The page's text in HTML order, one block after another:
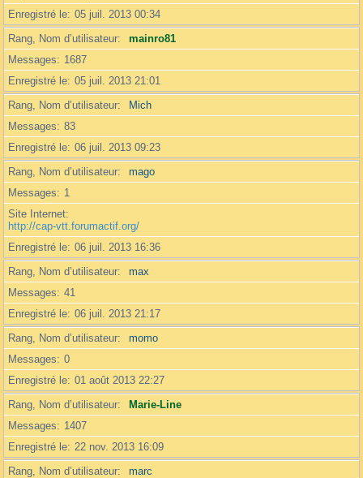
Enregistré le 05 juil. 2013 00:34
Rang, Nom d’utilisateur
mainro81
Messages
1687
Enregistré le 05 juil. 2013 21:01
Rang, Nom d’utilisateur
Mich
Messages
83
Enregistré le 06 juil. 2013 09:23
Rang, Nom d’utilisateur
mago
Messages
1
Site Internet
http://cap-vtt.forumactif.org/
Enregistré le 06 juil. 2013 16:36
Rang, Nom d’utilisateur
max
Messages
41
Enregistré le 06 juil. 2013 21:17
Rang, Nom d’utilisateur
momo
Messages
0
Enregistré le 01 août 2013 22:27
Rang, Nom d’utilisateur
Marie-Line
Messages
1407
Enregistré le 22 nov. 2013 16:09
Rang, Nom d’utilisateur
marc